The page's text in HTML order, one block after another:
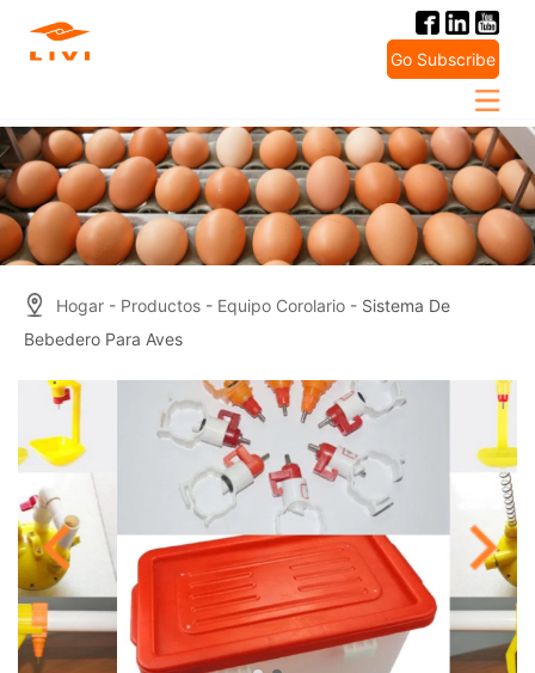
Go Subscribe
Hogar - Productos - Equipo Corolario - Sistema De
Bebedero Para Aves